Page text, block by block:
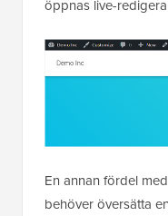
öppnas live-
En annan fördel
behöver översätta